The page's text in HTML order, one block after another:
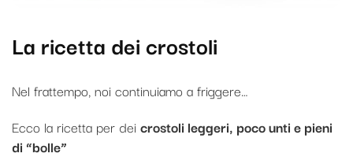
La ricetta dei crostoli
Nel frattempo, noi continuiamo a friggere…
Ecco la ricetta per dei crostoli leggeri, poco unti e pieni
di “bolle”